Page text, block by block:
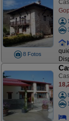
8 Fotos